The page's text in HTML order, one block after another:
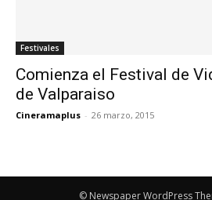
Festivales
Comienza el Festival de
de Valparaiso
Cineramaplus - 26 marzo, 2015
© Newspaper WordPress